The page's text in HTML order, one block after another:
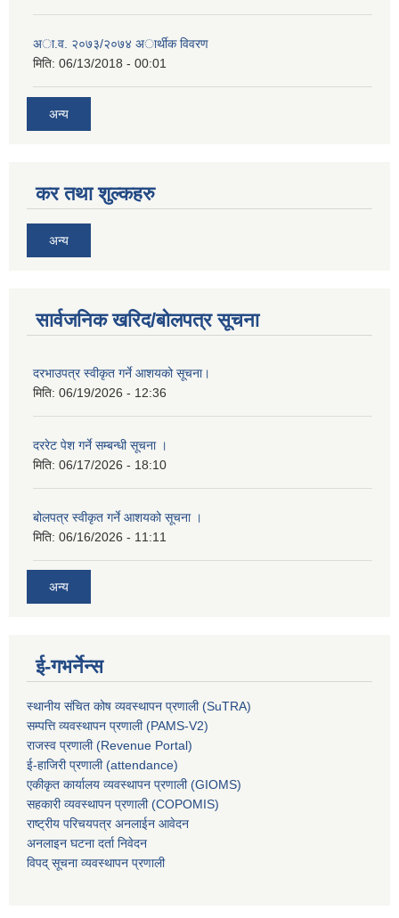
अा.व. २०७३/२०७४ अार्थीक विवरण
मिति: 06/13/2018 - 00:01
अन्य
कर तथा शुल्कहरु
अन्य
सार्वजनिक खरिद/बोलपत्र सूचना
दरभाउपत्र स्वीकृत गर्ने आशयको सूचना।
मिति: 06/19/2026 - 12:36
दररेट पेश गर्ने सम्बन्धी सूचना ।
मिति: 06/17/2026 - 18:10
बोलपत्र स्वीकृत गर्ने आशयको सूचना ।
मिति: 06/16/2026 - 11:11
अन्य
ई-गभर्नेन्स
स्थानीय संचित कोष व्यवस्थापन प्रणाली (SuTRA)
सम्पत्ति व्यवस्थापन प्रणाली (PAMS-V2)
राजस्व प्रणाली (Revenue Portal)
ई-हाजिरी प्रणाली (attendance)
एकीकृत कार्यालय व्यवस्थापन प्रणाली (GIOMS)
सहकारी व्यवस्थापन प्रणाली (COPOMIS)
राष्ट्रीय परिचयपत्र अनलाईन आवेदन
अनलाइन घटना दर्ता निवेदन
विपद् सूचना व्यवस्थापन प्रणाली